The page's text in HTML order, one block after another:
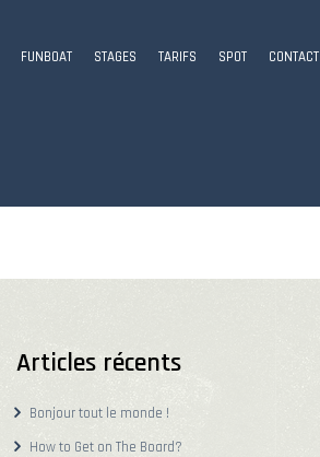
FUNBOAT STAGES TARIFS SPOT CONTACT
Articles récents
Bonjour tout le monde !
How to Get on The Board?